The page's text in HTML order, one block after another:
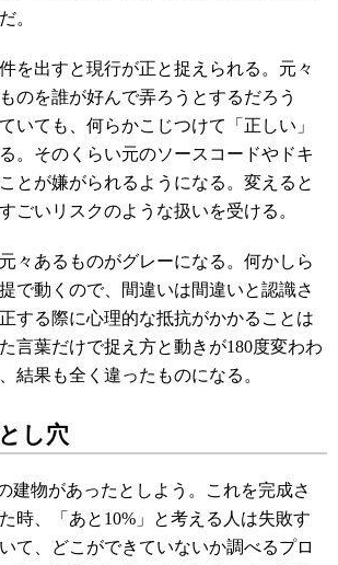
。
を出すと現行が正と捉えられる。元々
のを誰が好んで弄ろうとするだろう
いても、何らかこじつけて「正しい」
。そのくらい元のソースコードやドキ
とが嫌がられるようになる。変えると
ごいリスクのような扱いを受ける。
々あるものがグレーになる。何かしら
で動くので、間違いは間違いと認識さ
する際に心理的な抵抗がかかることは
言葉だけで捉え方と動きが180度変わわ
結果も全く違ったものになる。
し穴
建物があったとしよう。これを完成さ
時、「あと10%」と考える人は失敗す
て、どこができていないか調べるプロ